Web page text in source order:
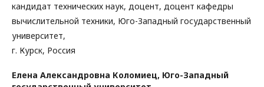
кандидат технических наук, доцент, доцент кафедры
вычислительной техники, Юго-Западный государственный
университет,
г. Курск, Россия
Елена Александровна Коломиец, Юго-Западный